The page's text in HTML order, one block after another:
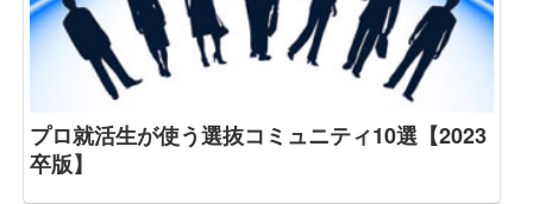
プロ就活生が使う選抜コミュニティ10選【2023
卒版】